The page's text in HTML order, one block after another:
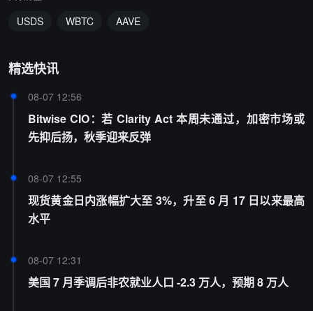
USDS WBTC AAVE
精选快讯
08-07 12:56
Bitwise CIO：若 Clarity Act 本周未通过，加密市场或
先抑后扬，秋季迎来反弹
08-07 12:55
现货黄金日内涨幅扩大至 3%，升至 6 月 17 日以来最高
水平
08-07 12:31
美国 7 月季调后非农就业人口 -2.3 万人，预期 8 万人